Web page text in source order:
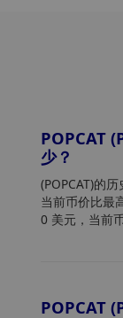
POPCAT
少？
(POPCAT)的
当前币价比最
0 美元，当前
POPCAT